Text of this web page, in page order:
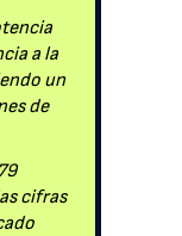
a la
un
de
cifras